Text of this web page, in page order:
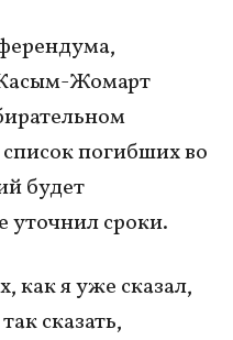
Жомарт
погибших во
будет
уточнил сроки.
как я уже сказал,
сказать,